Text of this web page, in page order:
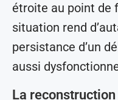
étroite au point de
situation rend
persistance d’un
aussi
La